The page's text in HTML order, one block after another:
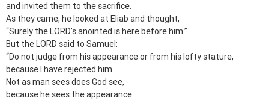
and invited them to the sacrifice.
As they came, he looked at Eliab and thought,
“Surely the LORD’s anointed is here before him.”
But the LORD said to Samuel:
“Do not judge from his appearance or from his lofty stature,
because I have rejected him.
Not as man sees does God see,
because he sees the appearance